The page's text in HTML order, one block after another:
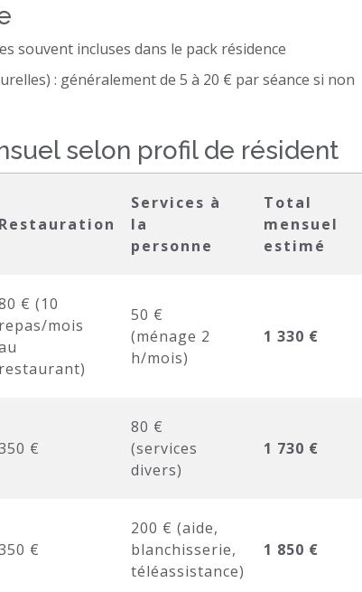
souvent incluses dans le pack résidence
: généralement de 5 à 20 € par séance si non
selon profil de résident
Restauration
Services à
la
personne
Total
mensuel
estimé
€ (10
repas/mois
restaurant)
50 €
(ménage 2
h/mois)
1 330 €
€
80 €
(services
divers)
1 730 €
€
200 € (aide,
blanchisserie,
téléassistance)
1 850 €